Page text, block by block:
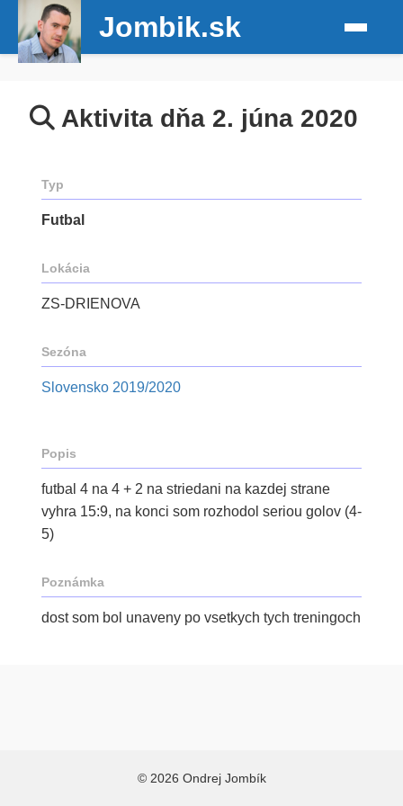
Jombik.sk
Aktivita dňa 2. júna 2020
Typ
Futbal
Lokácia
ZS-DRIENOVA
Sezóna
Slovensko 2019/2020
Popis
futbal 4 na 4 + 2 na striedani na kazdej strane
vyhra 15:9, na konci som rozhodol seriou golov (4-
5)
Poznámka
dost som bol unaveny po vsetkych tych treningoch
© 2026 Ondrej Jombík